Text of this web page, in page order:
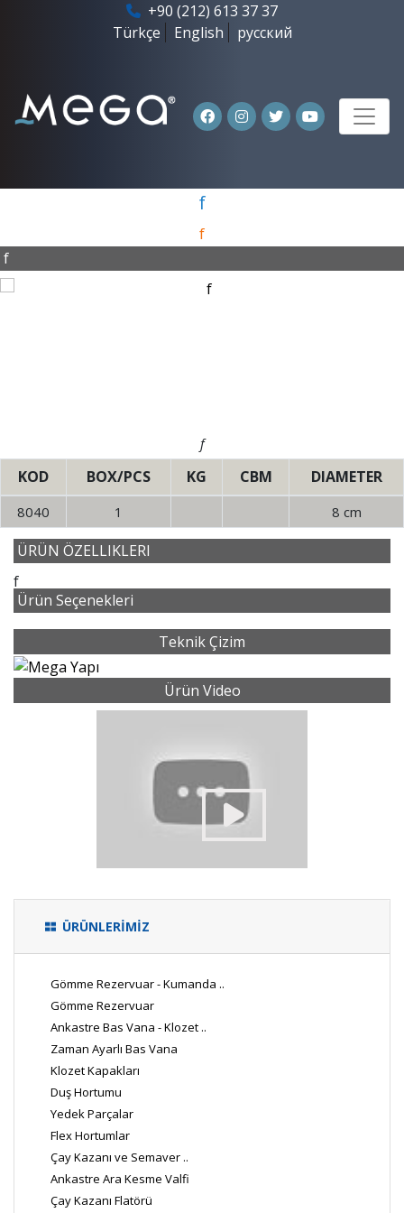
+90 (212) 613 37 37
Türkçe
English русский
f
f
f
f
KOD BOX/PCS KG CBM DIAMETER
8040 1 8 cm
ÜRÜN ÖZELLIKLERI
f
Ürün Seçenekleri
Teknik Çizim
Ürün Video
ÜRÜNLERİMİZ
Gömme Rezervuar - Kumanda ..
Gömme Rezervuar
Ankastre Bas Vana - Klozet ..
Zaman Ayarlı Bas Vana
Klozet Kapakları
Duş Hortumu
Yedek Parçalar
Flex Hortumlar
Çay Kazanı ve Semaver ..
Ankastre Ara Kesme Valfi
Çay Kazanı Flatörü